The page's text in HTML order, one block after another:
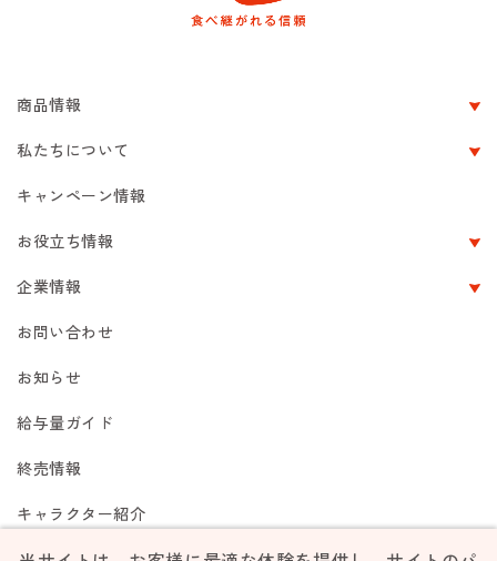
商品情報
私たちについて
キャンペーン情報
お役立ち情報
企業情報
お問い合わせ
お知らせ
給与量ガイド
終売情報
キャラクター紹介